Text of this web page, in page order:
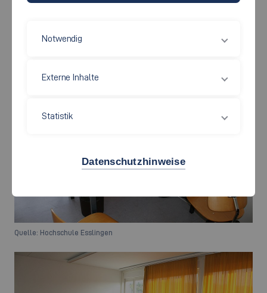
Steuersystemen.
Quelle: Hochschule Esslingen
Notwendig
Externe Inhalte
Statistik
Datenschutzhinweise